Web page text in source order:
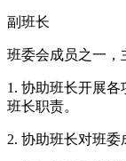
副班长
班委会成员之一，
1. 协助班长开展
班长职责。
2. 协助班长对班委